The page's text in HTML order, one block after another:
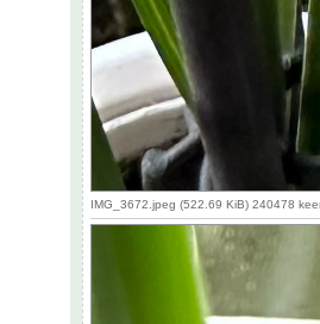
IMG_3672.jpeg (522.69 KiB) 240478